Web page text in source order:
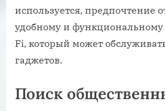
используется, предпочтение
удобному и функциональному
Fi, который может
гаджетов.
Поиск